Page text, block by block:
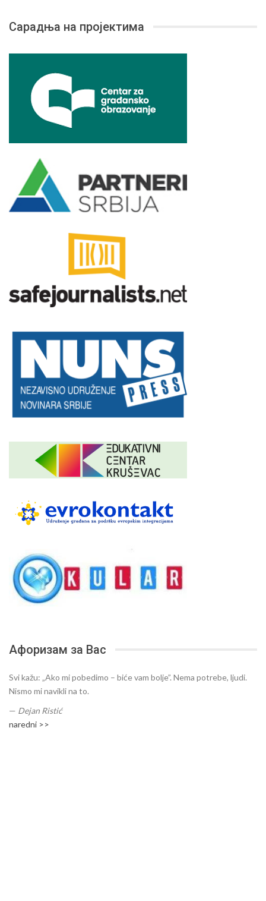
Сарадња на пројектима
Афоризам за Вас
Svi kažu: „Ako mi pobedimo – biće vam bolje”. Nema potrebe, ljudi.
Nismo mi navikli na to.
— Dejan Ristić
naredni >>